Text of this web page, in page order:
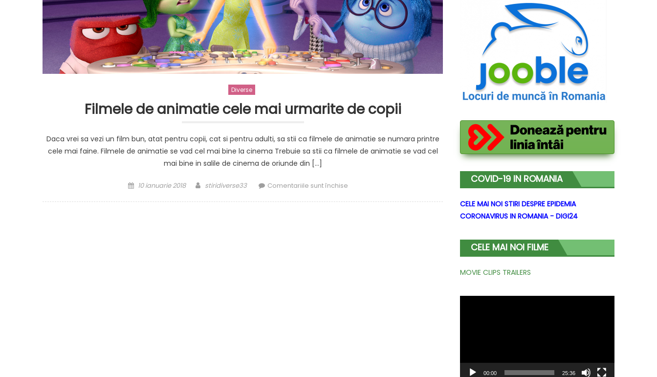
Diverse
Filmele de animatie cele mai urmarite de copii
Daca vrei sa vezi un film bun, atat pentru copii, cat si pentru adulti, sa stii ca filmele de animatie se numara printre
cele mai faine. Filmele de animatie se vad cel mai bine la cinema Trebuie sa stii ca filmele de animatie se vad cel
mai bine in salile de cinema de oriunde din […]
Posted
10 ianuarie 2018 Author
stiridiverse33 Comentariile sunt închisepentru
COVID-19 IN ROMANIA
CELE MAI NOI STIRI DESPRE EPIDEMIA
CORONAVIRUS IN ROMANIA - DIGI24
CELE MAI NOI FILME
MOVIE CLIPS TRAILERS
00:00 25:36